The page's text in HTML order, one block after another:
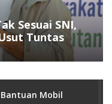
Liga Alumni
Mobil